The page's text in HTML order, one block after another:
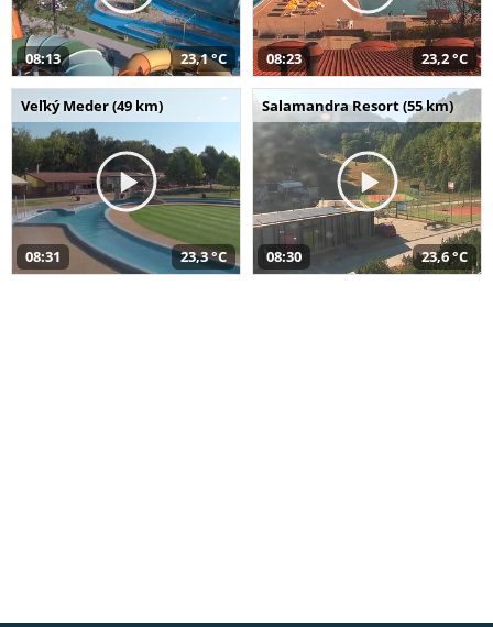
08:13 23,1 °C 08:23 23,2 °C
Veľký Meder (49 km)
08:31 23,3 °C
Salamandra Resort (55 km)
08:30 23,6 °C